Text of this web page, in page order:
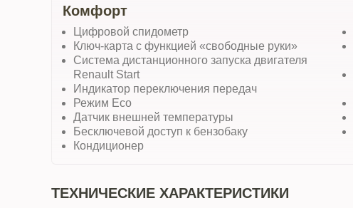
Комфорт
Цифровой спидометр
Ключ-карта с функцией «свободные руки»
Система дистанционного запуска двигателя
Renault Start
Индикатор переключения передач
Режим Eco
Датчик внешней температуры
Бесключевой доступ к бензобаку
Кондиционер
ТЕХНИЧЕСКИЕ ХАРАКТЕРИСТИКИ